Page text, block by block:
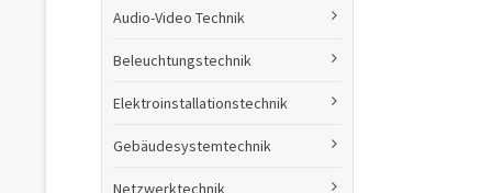
Audio-Video Technik
Beleuchtungstechnik
Elektroinstallationstechnik
Gebäudesystemtechnik
Netzwerktechnik